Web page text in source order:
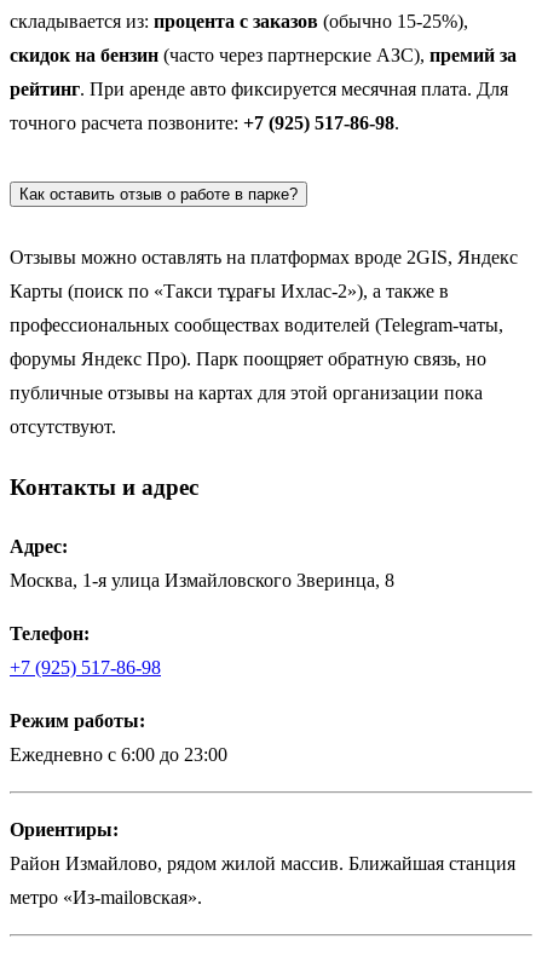
складывается из: процента с заказов (обычно 15-25%),
скидок на бензин (часто через партнерские АЗС), премий за
рейтинг. При аренде авто фиксируется месячная плата. Для
точного расчета позвоните: +7 (925) 517-86-98.
Как оставить отзыв о работе в парке?
Отзывы можно оставлять на платформах вроде 2GIS, Яндекс
Карты (поиск по «Такси тұрағы Ихлас-2»), а также в
профессиональных сообществах водителей (Telegram-чаты,
форумы Яндекс Про). Парк поощряет обратную связь, но
публичные отзывы на картах для этой организации пока
отсутствуют.
Контакты и адрес
Адрес:
Москва, 1-я улица Измайловского Зверинца, 8
Телефон:
+7 (925) 517-86-98
Режим работы:
Ежедневно с 6:00 до 23:00
Ориентиры:
Район Измайлово, рядом жилой массив. Ближайшая станция
метро «Из-mailовская».